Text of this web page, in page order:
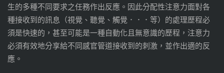
生的多種不同要求之任務作出反應。因此分配性注意力面對各
種接收到的訊息（視覺、聽覺、觸覺．．．等）的處理歷程必
須是快速的，甚至可能是一種自動化且無意識的歷程，注意力
必須有效地分享給不同感官管道接收到的刺激，並作出適的反
應。